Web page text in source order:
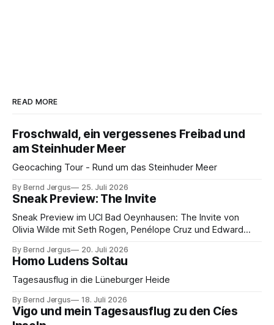
READ MORE
Froschwald, ein vergessenes Freibad und
am Steinhuder Meer
Geocaching Tour - Rund um das Steinhuder Meer
By Bernd Jergus 25. Juli 2026
Sneak Preview: The Invite
Sneak Preview im UCI Bad Oeynhausen: The Invite von
Olivia Wilde mit Seth Rogen, Penélope Cruz und Edward
By Bernd Jergus 20. Juli 2026
Homo Ludens Soltau
Tagesausflug in die Lüneburger Heide
By Bernd Jergus 18. Juli 2026
Vigo und mein Tagesausflug zu den Cíes